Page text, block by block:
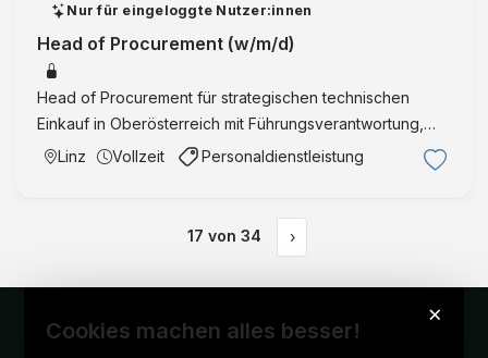
Nur für eingeloggte Nutzer:innen
Head of Procurement (w/m/d)
Head of Procurement für strategischen technischen
Einkauf in Oberösterreich mit Führungsverantwortung,
internationalem Lieferantenmanagement und Homeoffice-
Linz Vollzeit Personaldienstleistung
17 von 34 ›
×
Cookies machen alles besser!